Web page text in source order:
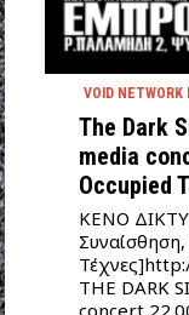
VOID NETWORK
Τhe Dark
media
Occupied
ΚΕΝΟ
ΤHE DARK